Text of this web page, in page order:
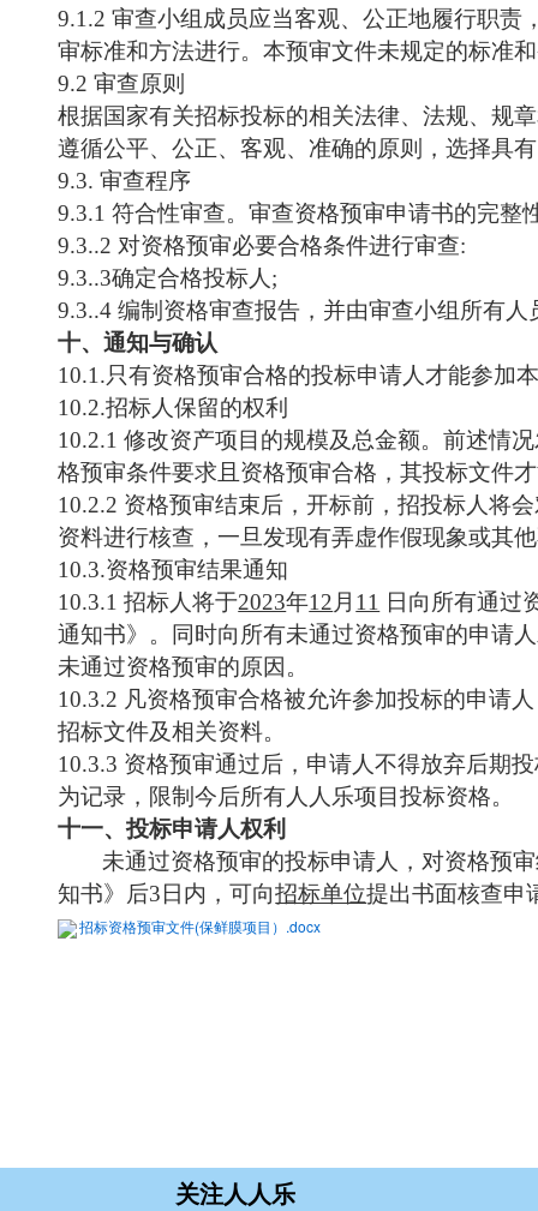
9.1.2 审查小组 成员应当客观、公正地履行职责
审标准和方法进行。本预审文件未规定的标准
9.2 审查原则
根据国家有关招标投标的相关法律、法规、规
遵循公平、公正、客观、准确的原则，选择具
9.3. 审查程序
9.3.1 符合性审查。审查资格预审申请书的完整
9.3..2 对资格预审必要合格条件进行审查:
9.3..3确定合格投标人;
9.3..4 编制资格审查报告，并由审查小组 所有人
十、通知与确认
10.1 .只有资格预审合格的投标申请人才能参加
10.2.招标人保留的权利
10.2.1 修改资产项目的规模及总金额。前述情
格预审条件要求且资格预审合格，其投标文件
10.2.2 资格预审结束后，开标前，招投标人将
资料进行核查，一旦发现有弄虚作假现象或其
10.3.资格预审结果通知
10.3.1 招标人将于2023年12 月 11
日向所有通过
通知书》。同时向所有未通过资格预审的申请
未通过资格预审的原因。
10.3.2 凡资格预审合格被允许参加投标的申请
招标文件及相关资料。
10.3.3 资格预审通过后，申请人不得放弃后期
为记录，限制今后所有人人乐项目投标资格。
十一、投标申请人权利
未通过资格预审的投标申请人，对资格预
知书》后3日内，可向招标单位提出书面核查申
招标资格预审文件(保鲜膜项目）.docx
关注人人乐